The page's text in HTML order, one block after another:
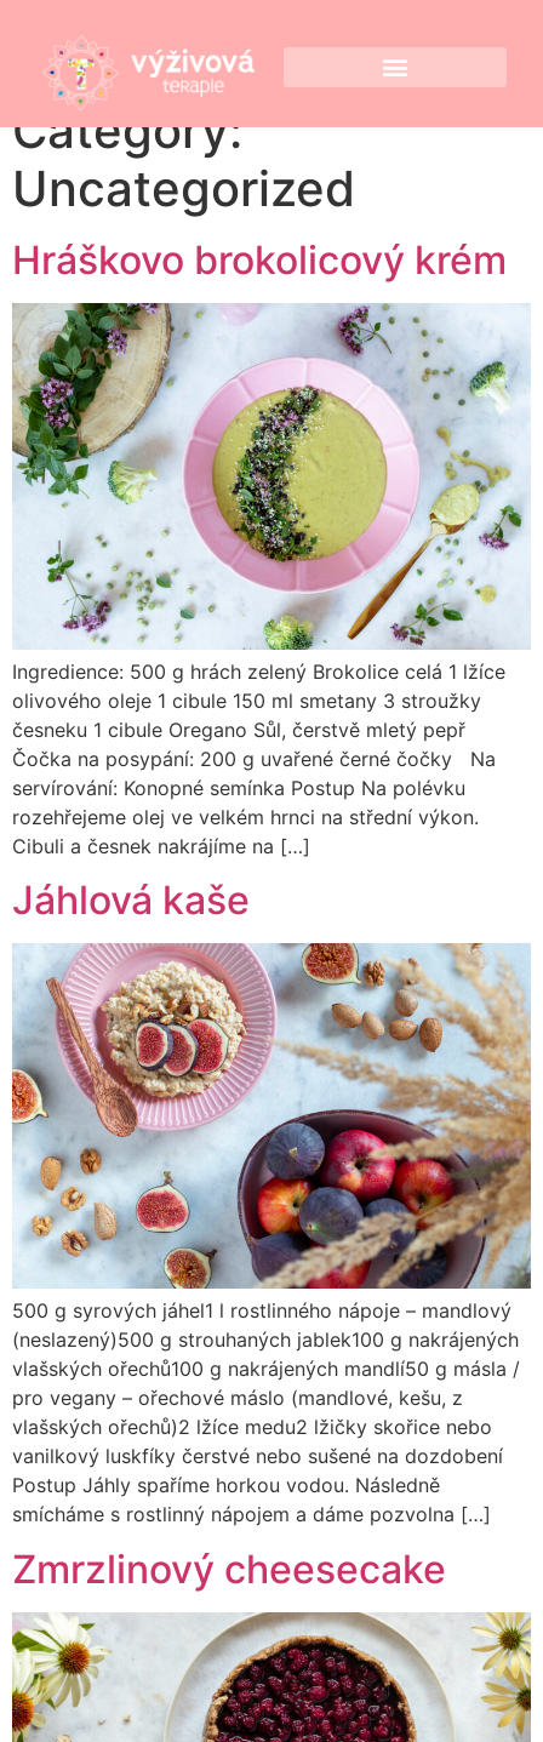
Category:
Uncategorized
Hráškovo brokolicový krém
Ingredience: 500 g hrách zelený Brokolice celá 1 lžíce
olivového oleje 1 cibule 150 ml smetany 3 stroužky
česneku 1 cibule Oregano Sůl, čerstvě mletý pepř
Čočka na posypání: 200 g uvařené černé čočky Na
servírování: Konopné semínka Postup Na polévku
rozehřejeme olej ve velkém hrnci na střední výkon.
Cibuli a česnek nakrájíme na […]
Jáhlová kaše
500 g syrových jáhel1 l rostlinného nápoje – mandlový
(neslazený)500 g strouhaných jablek100 g nakrájených
vlašských ořechů100 g nakrájených mandlí50 g másla /
pro vegany – ořechové máslo (mandlové, kešu, z
vlašských ořechů)2 lžíce medu2 lžičky skořice nebo
vanilkový luskfíky čerstvé nebo sušené na dozdobení
Postup Jáhly spaříme horkou vodou. Následně
smícháme s rostlinný nápojem a dáme pozvolna […]
Zmrzlinový cheesecake